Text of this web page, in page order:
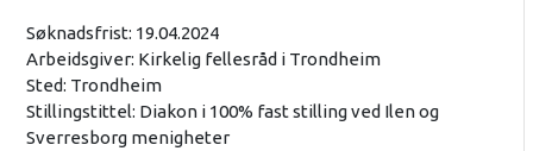
Søknadsfrist: 19.04.2024
Arbeidsgiver: Kirkelig fellesråd i Trondheim
Sted: Trondheim
Stillingstittel: Diakon i 100% fast stilling ved Ilen og
Sverresborg menigheter